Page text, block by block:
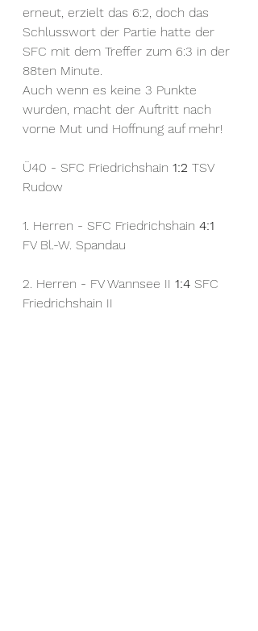
erneut, erzielt das 6:2, doch das
Schlusswort der Partie hatte der
SFC mit dem Treffer zum 6:3 in der
88ten Minute.
Auch wenn es keine 3 Punkte
wurden, macht der Auftritt nach
vorne Mut und Hoffnung auf mehr!
Ü40 - SFC Friedrichshain 1:2 TSV
Rudow
1. Herren - SFC Friedrichshain 4:1
FV Bl.-W. Spandau
2. Herren - FV Wannsee II 1:4 SFC
Friedrichshain II